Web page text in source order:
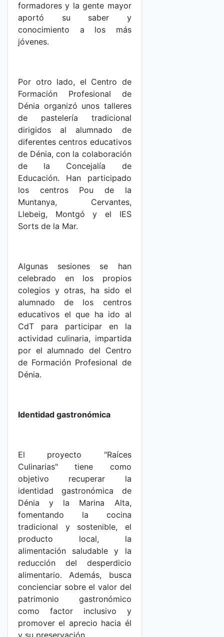
formadores y la gente mayor
aportó su saber y
conocimiento a los más
jóvenes.
Por otro lado, el Centro de
Formación Profesional de
Dénia organizó unos talleres
de pastelería tradicional
dirigidos al alumnado de
diferentes centros educativos
de Dénia, con la colaboración
de la Concejalía de
Educación. Han participado
los centros Pou de la
Muntanya, Cervantes,
Llebeig, Montgó y el IES
Sorts de la Mar.
Algunas sesiones se han
celebrado en los propios
colegios y otras, ha sido el
alumnado de los centros
educativos el que ha ido al
CdT para participar en la
actividad culinaria, impartida
por el alumnado del Centro
de Formación Profesional de
Dénia.
Identidad gastronómica
El proyecto "Raíces
Culinarias" tiene como
objetivo recuperar la
identidad gastronómica de
Dénia y la Marina Alta,
fomentando la cocina
tradicional y sostenible, el
producto local, la
alimentación saludable y la
reducción del desperdicio
alimentario. Además, busca
concienciar sobre el valor del
patrimonio gastronómico
como factor inclusivo y
promover el aprecio hacia él
y su preservación.